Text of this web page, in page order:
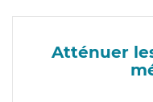
Atténuer